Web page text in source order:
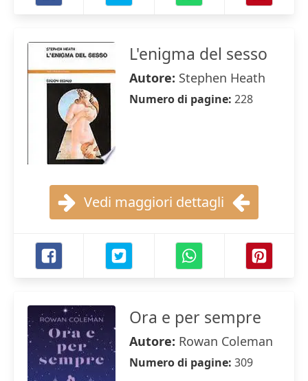
L'enigma del sesso
Autore: Stephen Heath
Numero di pagine: 228
Vedi maggiori dettagli
Ora e per sempre
Autore: Rowan Coleman
Numero di pagine: 309